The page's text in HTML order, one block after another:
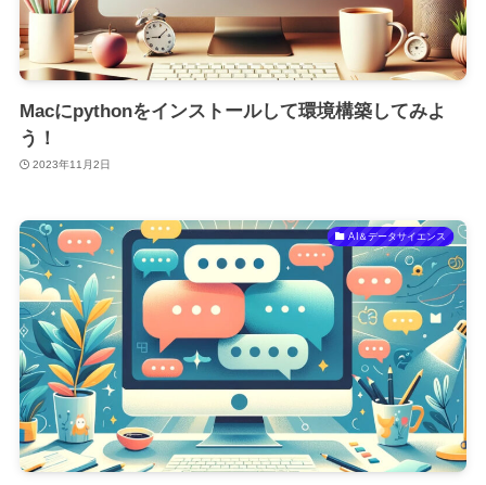
Macにpythonをインストールして環境構築してみよ
う！
2023年11月2日
AI＆データサイエンス